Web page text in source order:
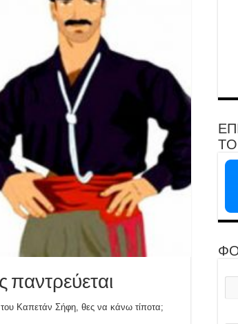
παντρεύεται
του Καπετάν Σήφη, θες να κάνω τίποτα;
ΤΟ